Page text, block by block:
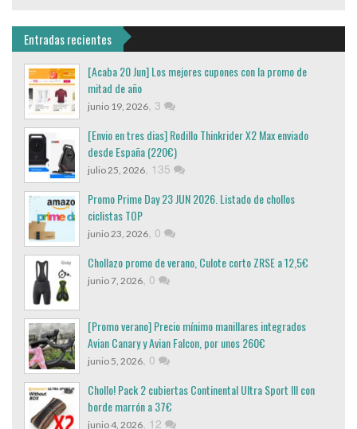
Entradas recientes
[Acaba 20 Jun] Los mejores cupones con la promo de
mitad de año
junio 19, 2026, 3
[Envio en tres dias] Rodillo Thinkrider X2 Max enviado
desde España (220€)
julio 25, 2026, 135
Promo Prime Day 23 JUN 2026. Listado de chollos
ciclistas TOP
junio 23, 2026, 0
Chollazo promo de verano, Culote corto ZRSE a 12,5€
junio 7, 2026, 0
[Promo verano] Precio mínimo manillares integrados
Avian Canary y Avian Falcon, por unos 260€
junio 5, 2026, 0
Chollo! Pack 2 cubiertas Continental Ultra Sport III con
borde marrón a 37€
junio 4, 2026, 12